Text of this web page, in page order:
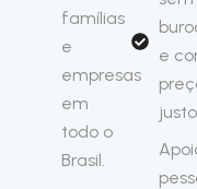
famílias
e
empresas
em
todo o
Brasil.
e
justo